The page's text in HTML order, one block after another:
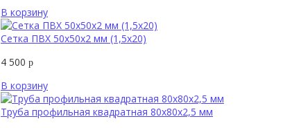
В корзину
Сетка ПВХ 50х50х2 мм (1,5х20)
4 500 р
В корзину
Труба профильная квадратная 80х80х2,5 мм